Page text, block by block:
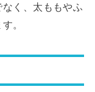
く、太ももやふ
。